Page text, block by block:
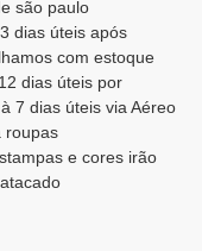
são paulo
dias úteis após
com estoque
dias úteis por
7 dias úteis via Aéreo
roupas
e cores irão